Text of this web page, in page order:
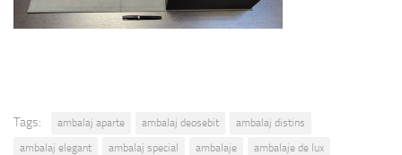
Tags: ambalaj aparte ambalaj deosebit
ambalaj distins
ambalaj elegant
ambalaj special ambalaje
ambalaje de lux